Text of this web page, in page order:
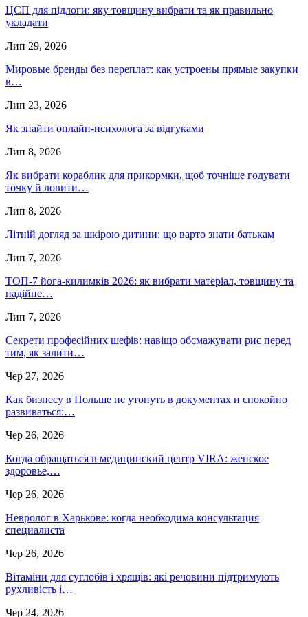
ЦСП для підлоги: яку товщину вибрати та як правильно
укладати
Лип 29, 2026
Мировые бренды без переплат: как устроены прямые закупки
в…
Лип 23, 2026
Як знайти онлайн-психолога за відгуками
Лип 8, 2026
Як вибрати кораблик для прикормки, щоб точніше годувати
точку й ловити…
Лип 8, 2026
Літній догляд за шкірою дитини: що варто знати батькам
Лип 7, 2026
ТОП-7 йога-килимків 2026: як вибрати матеріал, товщину та
надійне…
Лип 7, 2026
Секрети професійних шефів: навіщо обсмажувати рис перед
тим, як залити…
Чер 27, 2026
Как бизнесу в Польше не утонуть в документах и спокойно
развиваться:…
Чер 26, 2026
Когда обращаться в медицинский центр VIRA: женское
здоровье,…
Чер 26, 2026
Невролог в Харькове: когда необходима консультация
специалиста
Чер 26, 2026
Вітаміни для суглобів і хрящів: які речовини підтримують
рухливість і…
Чер 24, 2026